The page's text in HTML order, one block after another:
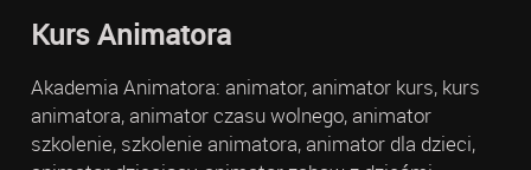
Kurs Animatora
Akademia Animatora: animator, animator kurs, kurs
animatora, animator czasu wolnego, animator
szkolenie, szkolenie animatora, animator dla dzieci,